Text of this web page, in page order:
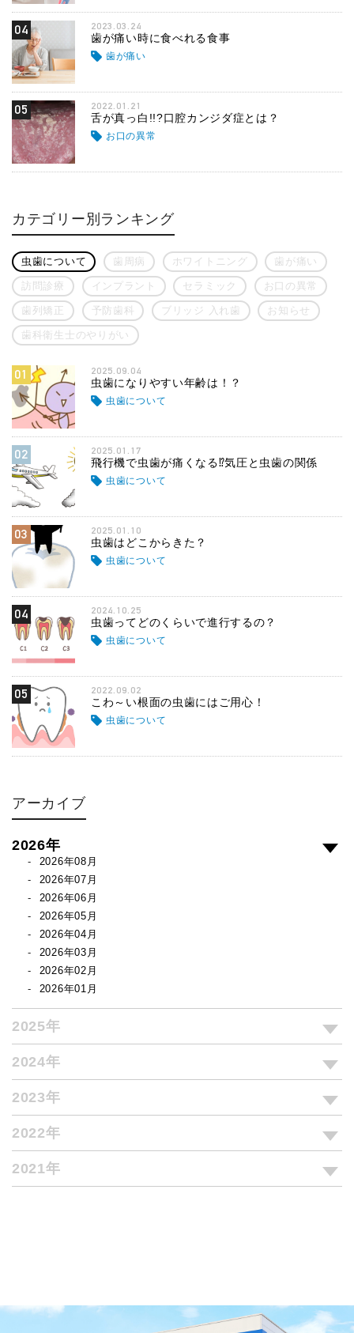
04 2023.03.24
歯が痛い時に食べれる食事
歯が痛い
05 2022.01.21
舌が真っ白!!?口腔カンジダ症とは？
お口の異常
カテゴリー別ランキング
虫歯について 歯周病 ホワイトニング 歯が痛い
訪問診療 インプラント セラミック お口の異常
歯列矯正 予防歯科 ブリッジ 入れ歯 お知らせ
歯科衛生士のやりがい
01 2025.09.04
虫歯になりやすい年齢は！？
虫歯について
02 2025.01.17
飛行機で虫歯が痛くなる⁉気圧と虫歯の関係
虫歯について
03 2025.01.10
虫歯はどこからきた？
虫歯について
04 2024.10.25
虫歯ってどのくらいで進行するの？
虫歯について
05 2022.09.02
こわ～い根面の虫歯にはご用心！
虫歯について
アーカイブ
2026年
2026年08月
2026年07月
2026年06月
2026年05月
2026年04月
2026年03月
2026年02月
2026年01月
2025年
2024年
2023年
2022年
2021年